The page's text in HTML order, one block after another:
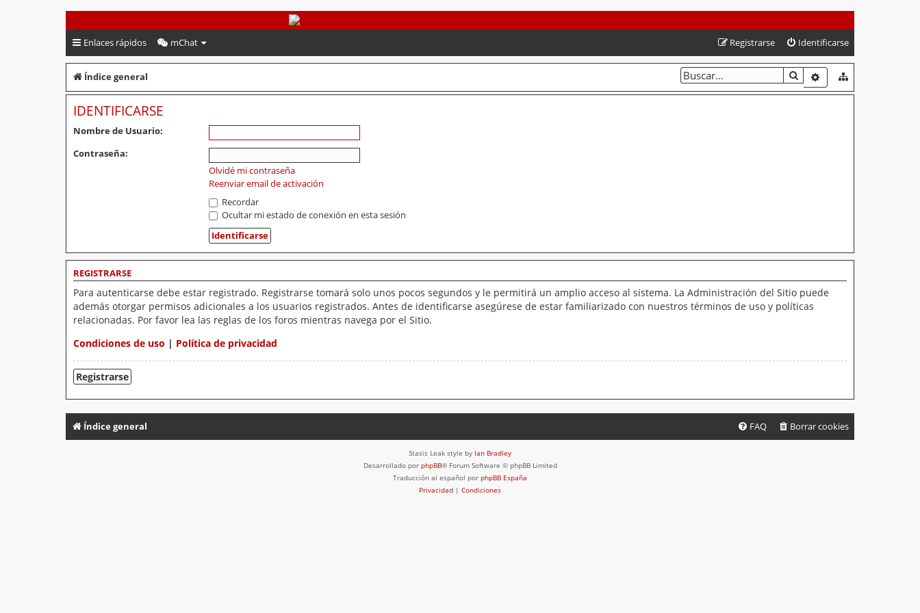
PeruVoley.com
Enlaces rápidos mChat Identificarse
Registrarse
Índice general BUSCARBÚSQUEDA
IDENTIFICARSE
Nombre de Usuario:
Contraseña:
Olvidé mi contraseña
Reenviar email de activación
Recordar
Ocultar mi estado de conexión en esta sesión
REGISTRARSE
Para autenticarse debe estar registrado. Registrarse tomará solo unos pocos segundos y le permitirá un amplio acceso al sistema. La Administración del Sitio puede
además otorgar permisos adicionales a los usuarios registrados. Antes de identificarse asegúrese de estar familiarizado con nuestros términos de uso y políticas
relacionadas. Por favor lea las reglas de los foros mientras navega por el Sitio.
Condiciones de uso | Política de privacidad
Registrarse
Índice general Borrar cookies
FAQ
Stasis Leak style by Ian Bradley
Desarrollado por phpBB® Forum Software © phpBB Limited
Traducción al español por phpBB España
Privacidad | Condiciones